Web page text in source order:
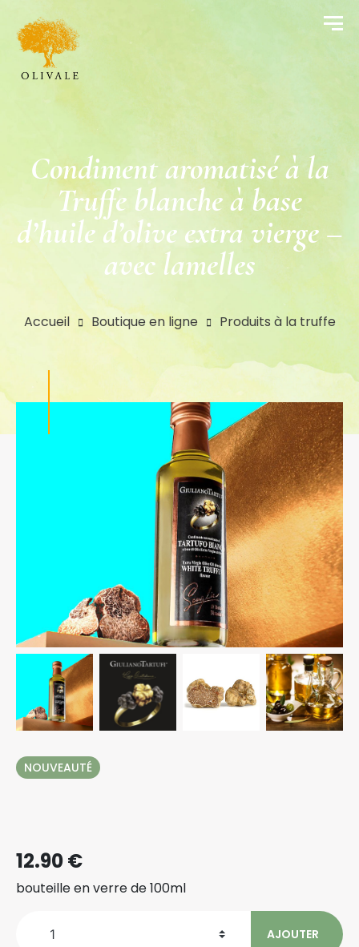
Condiment aromatisé à la
Truffe blanche à base
d’huile d’olive extra vierge –
avec lamelles
Accueil Boutique en ligne Produits à la truffe
NOUVEAUTÉ
12.90 €
bouteille en verre de 100ml
1 AJOUTER